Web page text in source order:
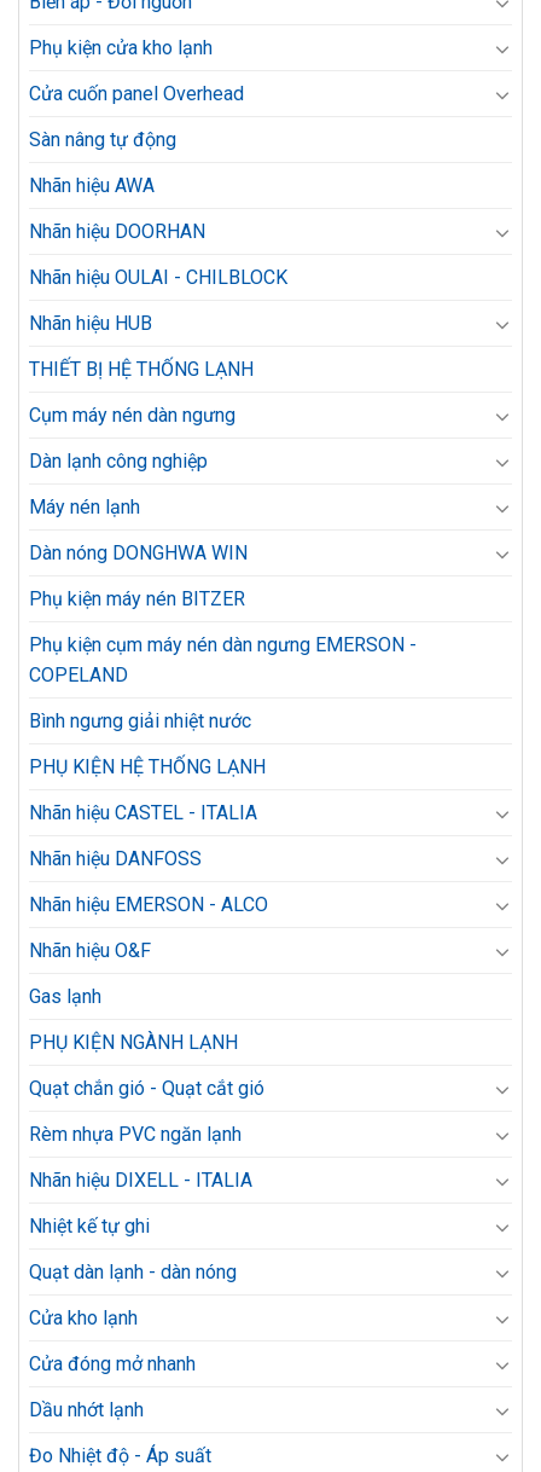
Phụ kiện cửa kho lạnh
Cửa cuốn panel Overhead
Sàn nâng tự động
Nhãn hiệu AWA
Nhãn hiệu DOORHAN
Nhãn hiệu OULAI - CHILBLOCK
Nhãn hiệu HUB
THIẾT BỊ HỆ THỐNG LẠNH
Cụm máy nén dàn ngưng
Dàn lạnh công nghiệp
Máy nén lạnh
Dàn nóng DONGHWA WIN
Phụ kiện máy nén BITZER
Phụ kiện cụm máy nén dàn ngưng EMERSON -
COPELAND
Bình ngưng giải nhiệt nước
PHỤ KIỆN HỆ THỐNG LẠNH
Nhãn hiệu CASTEL - ITALIA
Nhãn hiệu DANFOSS
Nhãn hiệu EMERSON - ALCO
Nhãn hiệu O&F
Gas lạnh
PHỤ KIỆN NGÀNH LẠNH
Quạt chắn gió - Quạt cắt gió
Rèm nhựa PVC ngăn lạnh
Nhãn hiệu DIXELL - ITALIA
Nhiệt kế tự ghi
Quạt dàn lạnh - dàn nóng
Cửa kho lạnh
Cửa đóng mở nhanh
Dầu nhớt lạnh
Đo Nhiệt độ - Áp suất